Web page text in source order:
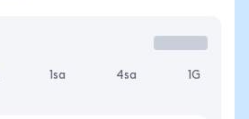
1sa 4sa 1G